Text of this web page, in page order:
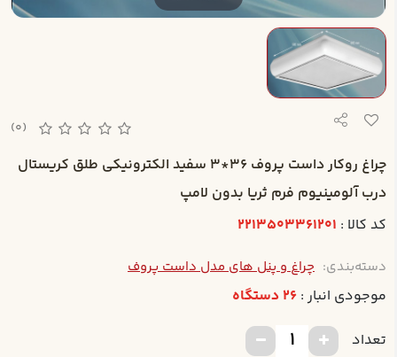
(0)
چراغ روکار داست پروف 36*3 سفيد الکترونيکي طلق کريستال
درب آلومينيوم فرم ثريا بدون لامپ
کد کالا : 2213503361201
دسته‌بندی: چراغ و پنل های مدل داست پروف
موجودی انبار : 26 دستگاه
تعداد